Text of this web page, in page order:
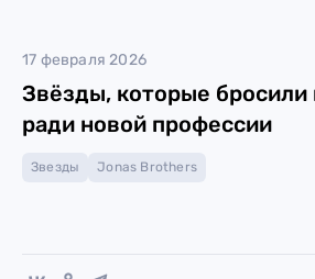
17 февраля 2026
Звёзды, которые
ради новой профессии
Звезды Jonas Brothers